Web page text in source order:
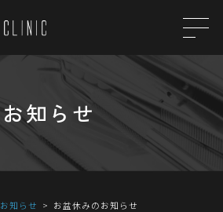
お知らせ
お知らせ お盆休みのお知らせ